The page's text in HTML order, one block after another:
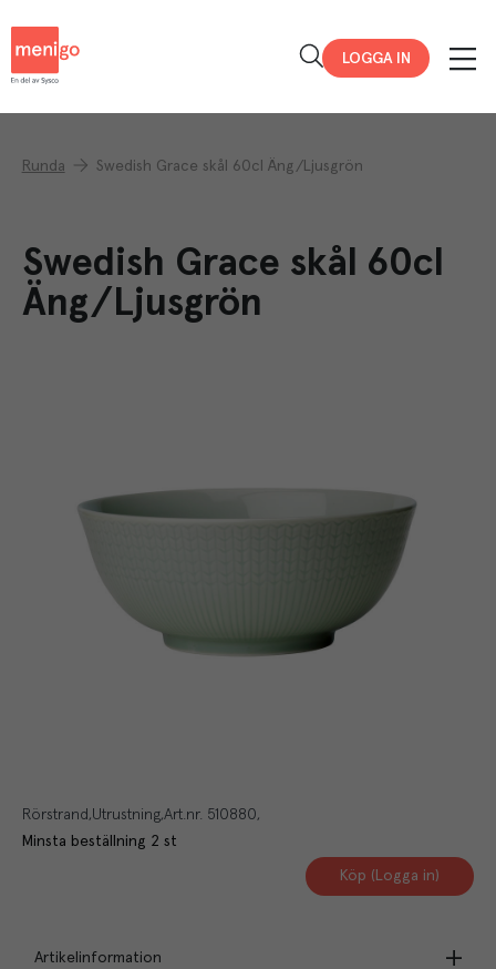
LOGGA IN
Runda Swedish Grace skål 60cl Äng/Ljusgrön
Swedish Grace skål 60cl
Äng/Ljusgrön
Rörstrand Utrustning Art.nr. 510880
Minsta beställning 2 st
Köp (Logga in)
Artikelinformation